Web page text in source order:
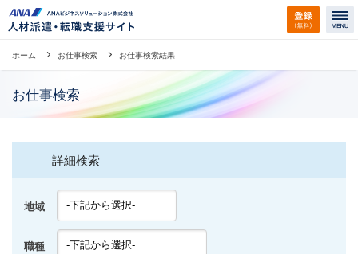
ホーム お仕事検索 お仕事検索結果
お仕事検索
詳細検索
地域
職種